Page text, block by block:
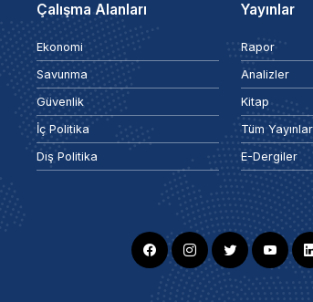
Çalışma Alanları
Ekonomi
Savunma
Güvenlik
İç Politika
Dış Politika
Yayınlar
Rapor
Analizler
Kitap
Tüm Yayınlar
E-Dergiler